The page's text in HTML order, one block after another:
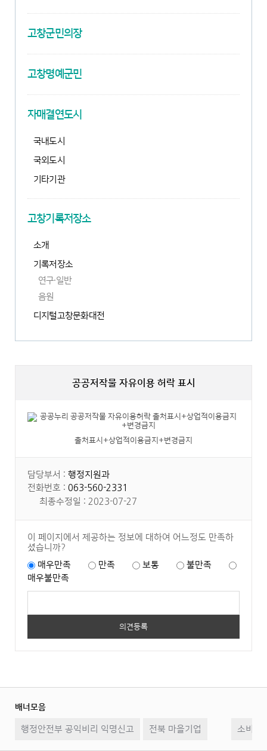
고창군민의장
고창명예군민
자매결연도시
국내도시
국외도시
기타기관
고창기록저장소
소개
기록저장소
연구·일반
음원
디지털고창문화대전
창
림
공공저작물 자유이용 허락 표시
출처표시+상업적이용금지+변경금지
담당부서 : 행정지원과
전화번호 : 063-560-2331
최종수정일 : 2023-07-27
이 페이지에서 제공하는 정보에 대하여 어느정도 만족하
셨습니까?
매우만족
만족 보통
불만족
매우불만족
배너모음
시 음
행정안전부 공익비리 익명신고 전북 마을기업 소비자